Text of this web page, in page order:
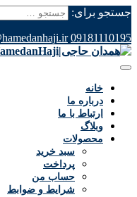
جستجو برای:
09181110195
خانه
درباره ما
ارتباط با ما
وبلاگ
محصولات
سبد خرید
پرداخت
حساب من
شرایط و ضوابط